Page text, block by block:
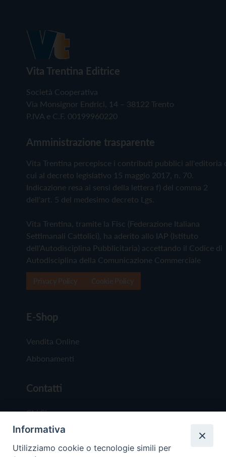
Vita Trentina Editrice
Società Cooperativa
Via Monsignor Endrici, 14 – 38122 Trento
P.IVA e C.F. 00199960220
Amministrazione trasparente
Vita Trentina percepisce i contributi pubblici all'editoria
cui al decreto legislativo 15 maggio 2017, n. 70.
Indicazione resa ai sensi della lettera f) del comma 2
dell'art. 5 del medesimo decreto Lgs.
Vita Trentina, tramite la Fisc (Federazione Italiana
Settimanali Cattolici), ha aderito allo IAP (Istituto
dell'Autodisciplina Pubblicitaria) accettando il Codice di
Autodisciplina della Comunicazione Commerciale
E-Shop
Vendita Online
Abbonamenti
Contatti
Chi Siamo
Redazione
Scrivici
Informativa
Utilizziamo cookie o tecnologie simili per